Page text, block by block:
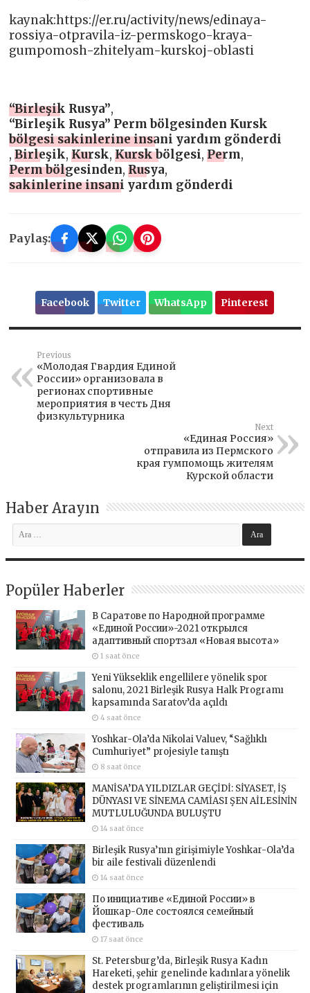
kaynak:https://er.ru/activity/news/edinaya-
rossiya-otpravila-iz-permskogo-kraya-
gumpomosh-zhitelyam-kurskoj-oblasti
“Birleşik Rusya”,
“Birleşik Rusya” Perm bölgesinden Kursk
bölgesi sakinlerine insani yardım gönderdi
,Birleşik,Kursk,Kursk bölgesi,Perm,
Perm bölgesinden,Rusya,
sakinlerine insani yardım gönderdi
Paylaş:
Facebook Twitter WhatsApp Pinterest
Previous
«Молодая Гвардия Единой
России» организовала в
регионах спортивные
мероприятия в честь Дня
физкультурника
Next
«Единая Россия»
отправила из Пермского
края гумпомощь жителям
Курской области
Haber Arayın
Popüler Haberler
В Саратове по Народной программе
«Единой России»-2021 открылся
адаптивный спортзал «Новая высота»
1 saat önce
Yeni Yükseklik engellilere yönelik spor
salonu, 2021 Birleşik Rusya Halk Programı
kapsamında Saratov’da açıldı
4 saat önce
Yoshkar-Ola’da Nikolai Valuev, “Sağlıklı
Cumhuriyet” projesiyle tanıştı
8 saat önce
MANİSA’DA YILDIZLAR GEÇİDİ: SİYASET, İŞ
DÜNYASI VE SİNEMA CAMİASI ŞEN AİLESİNİN
MUTLULUĞUNDA BULUŞTU
14 saat önce
Birleşik Rusya’nın girişimiyle Yoshkar-Ola’da
bir aile festivali düzenlendi
14 saat önce
По инициативе «Единой России» в
Йошкар-Оле состоялся семейный
фестиваль
17 saat önce
St. Petersburg’da, Birleşik Rusya Kadın
Hareketi, şehir genelinde kadınlara yönelik
destek programlarının geliştirilmesi için